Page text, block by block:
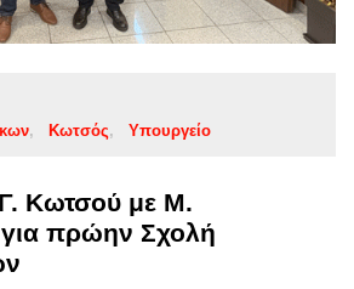
Κωτσός Υπουργείο
Κωτσού με Μ.
πρώην Σχολή